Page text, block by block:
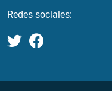
Redes sociales: